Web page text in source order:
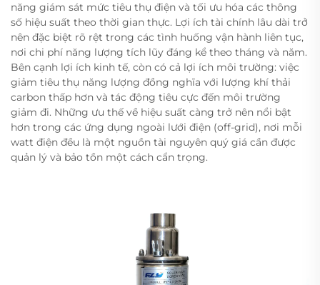
năng giám sát mức tiêu thụ điện và tối ưu hóa các thông
số hiệu suất theo thời gian thực. Lợi ích tài chính lâu dài trở
nên đặc biệt rõ rệt trong các tình huống vận hành liên tục,
nơi chi phí năng lượng tích lũy đáng kể theo tháng và năm.
Bên cạnh lợi ích kinh tế, còn có cả lợi ích môi trường: việc
giảm tiêu thụ năng lượng đồng nghĩa với lượng khí thải
carbon thấp hơn và tác động tiêu cực đến môi trường
giảm đi. Những ưu thế về hiệu suất càng trở nên nổi bật
hơn trong các ứng dụng ngoài lưới điện (off-grid), nơi mỗi
watt điện đều là một nguồn tài nguyên quý giá cần được
quản lý và bảo tồn một cách cẩn trọng.